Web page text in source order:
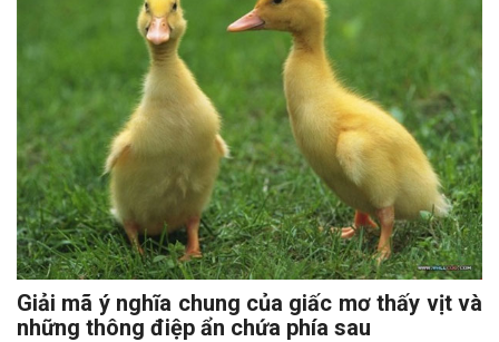
Giải mã ý nghĩa chung của giấc mơ thấy vịt và
những thông điệp ẩn chứa phía sau